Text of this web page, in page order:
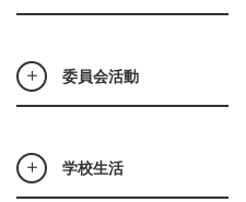
委員会活動
学校生活